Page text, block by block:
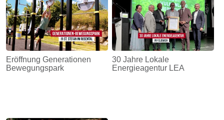
Eröffnung Generationen
Bewegungspark
30 Jahre Lokale
Energieagentur LEA